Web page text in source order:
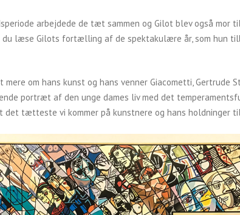
arbejdede de tæt sammen og Gilot blev også mor
du læse Gilots fortælling af de spektakulære år, som hun
om hans kunst og hans venner Giacometti, Gertrude
portræt af den unge dames liv med det
det tætteste vi kommer på kunstnere og hans holdninger